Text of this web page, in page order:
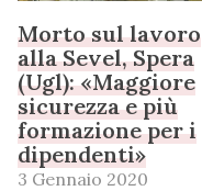
Morto sul lavoro
alla Sevel, Spera
(Ugl): «Maggiore
sicurezza e più
formazione per i
dipendenti»
3 Gennaio 2020